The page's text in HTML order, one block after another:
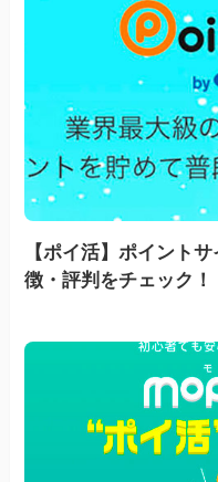
【ポイ活】ポイント
徴・評判をチェック！